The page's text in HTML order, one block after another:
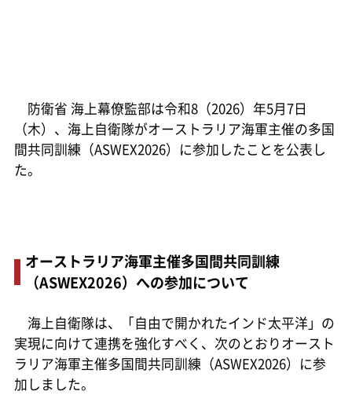
防衛省 海上幕僚監部は令和8（2026）年5月7日
（木）、海上自衛隊がオーストラリア海軍主催の多国
間共同訓練（ASWEX2026）に参加したことを公表し
た。
オーストラリア海軍主催多国間共同訓練
（ASWEX2026）への参加について
海上自衛隊は、「自由で開かれたインド太平洋」の
実現に向けて連携を強化すべく、次のとおりオースト
ラリア海軍主催多国間共同訓練（ASWEX2026）に参
加しました。